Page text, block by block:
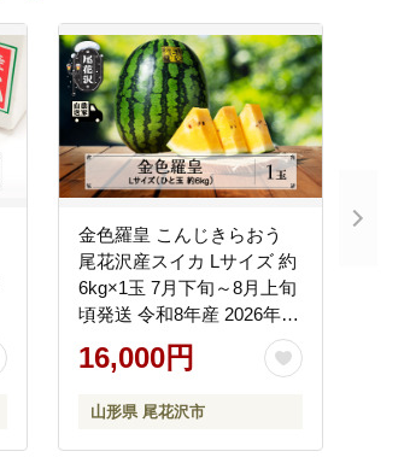
金色羅皇 こんじきらおう
尾花沢産スイカ Lサイズ 約
6kg×1玉 7月下旬～8月上旬
頃発送 令和8年産 2026年産
観光物産 kb-sukr11
16,000円
山形県 尾花沢市